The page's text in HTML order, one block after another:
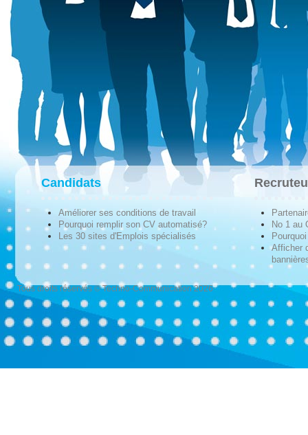
Candidats
Améliorer ses conditions de travail
Pourquoi remplir son CV automatisé?
Les 30 sites d'Emplois spécialisés
No 1 au
Afficher
Tous droits réservés © Techno-Communication 2026